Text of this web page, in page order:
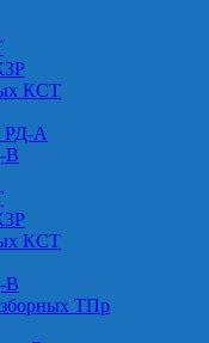
КСТ
РД-А
В
КСТ
В
ТПр